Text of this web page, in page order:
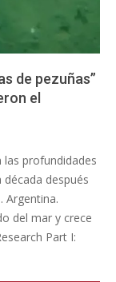
de pezuñas”
el
profundidades
después
Argentina.
del mar y crece
Part I: